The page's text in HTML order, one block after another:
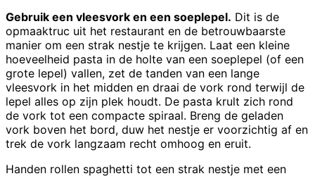
Gebruik een vleesvork en een soeplepel. Dit is de
opmaaktruc uit het restaurant en de betrouwbaarste
manier om een strak nestje te krijgen. Laat een kleine
hoeveelheid pasta in de holte van een soeplepel (of een
grote lepel) vallen, zet de tanden van een lange
vleesvork in het midden en draai de vork rond terwijl de
lepel alles op zijn plek houdt. De pasta krult zich rond
de vork tot een compacte spiraal. Breng de geladen
vork boven het bord, duw het nestje er voorzichtig af en
trek de vork langzaam recht omhoog en eruit.
Handen rollen spaghetti tot een strak nestje met een